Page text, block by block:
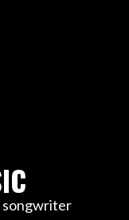
songwriter